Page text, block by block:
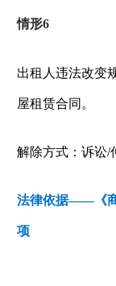
情形6
出租人违法改变
屋租赁合同。
解除方式：诉讼/
法律依据——《商
项